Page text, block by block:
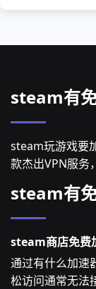
steam有
steam玩游戏要
款杰出VPN服务
steam有
steam商店免费
通过有什么加速
松访问通常无法